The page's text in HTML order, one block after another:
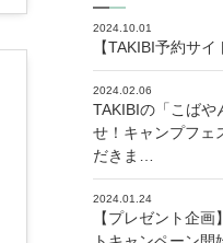
2024.10.01
【TAKIBI予約サ
2024.02.06
TAKIBIの「こば
せ！キャンプフェ
だきま…
2024.01.24
【プレゼント企